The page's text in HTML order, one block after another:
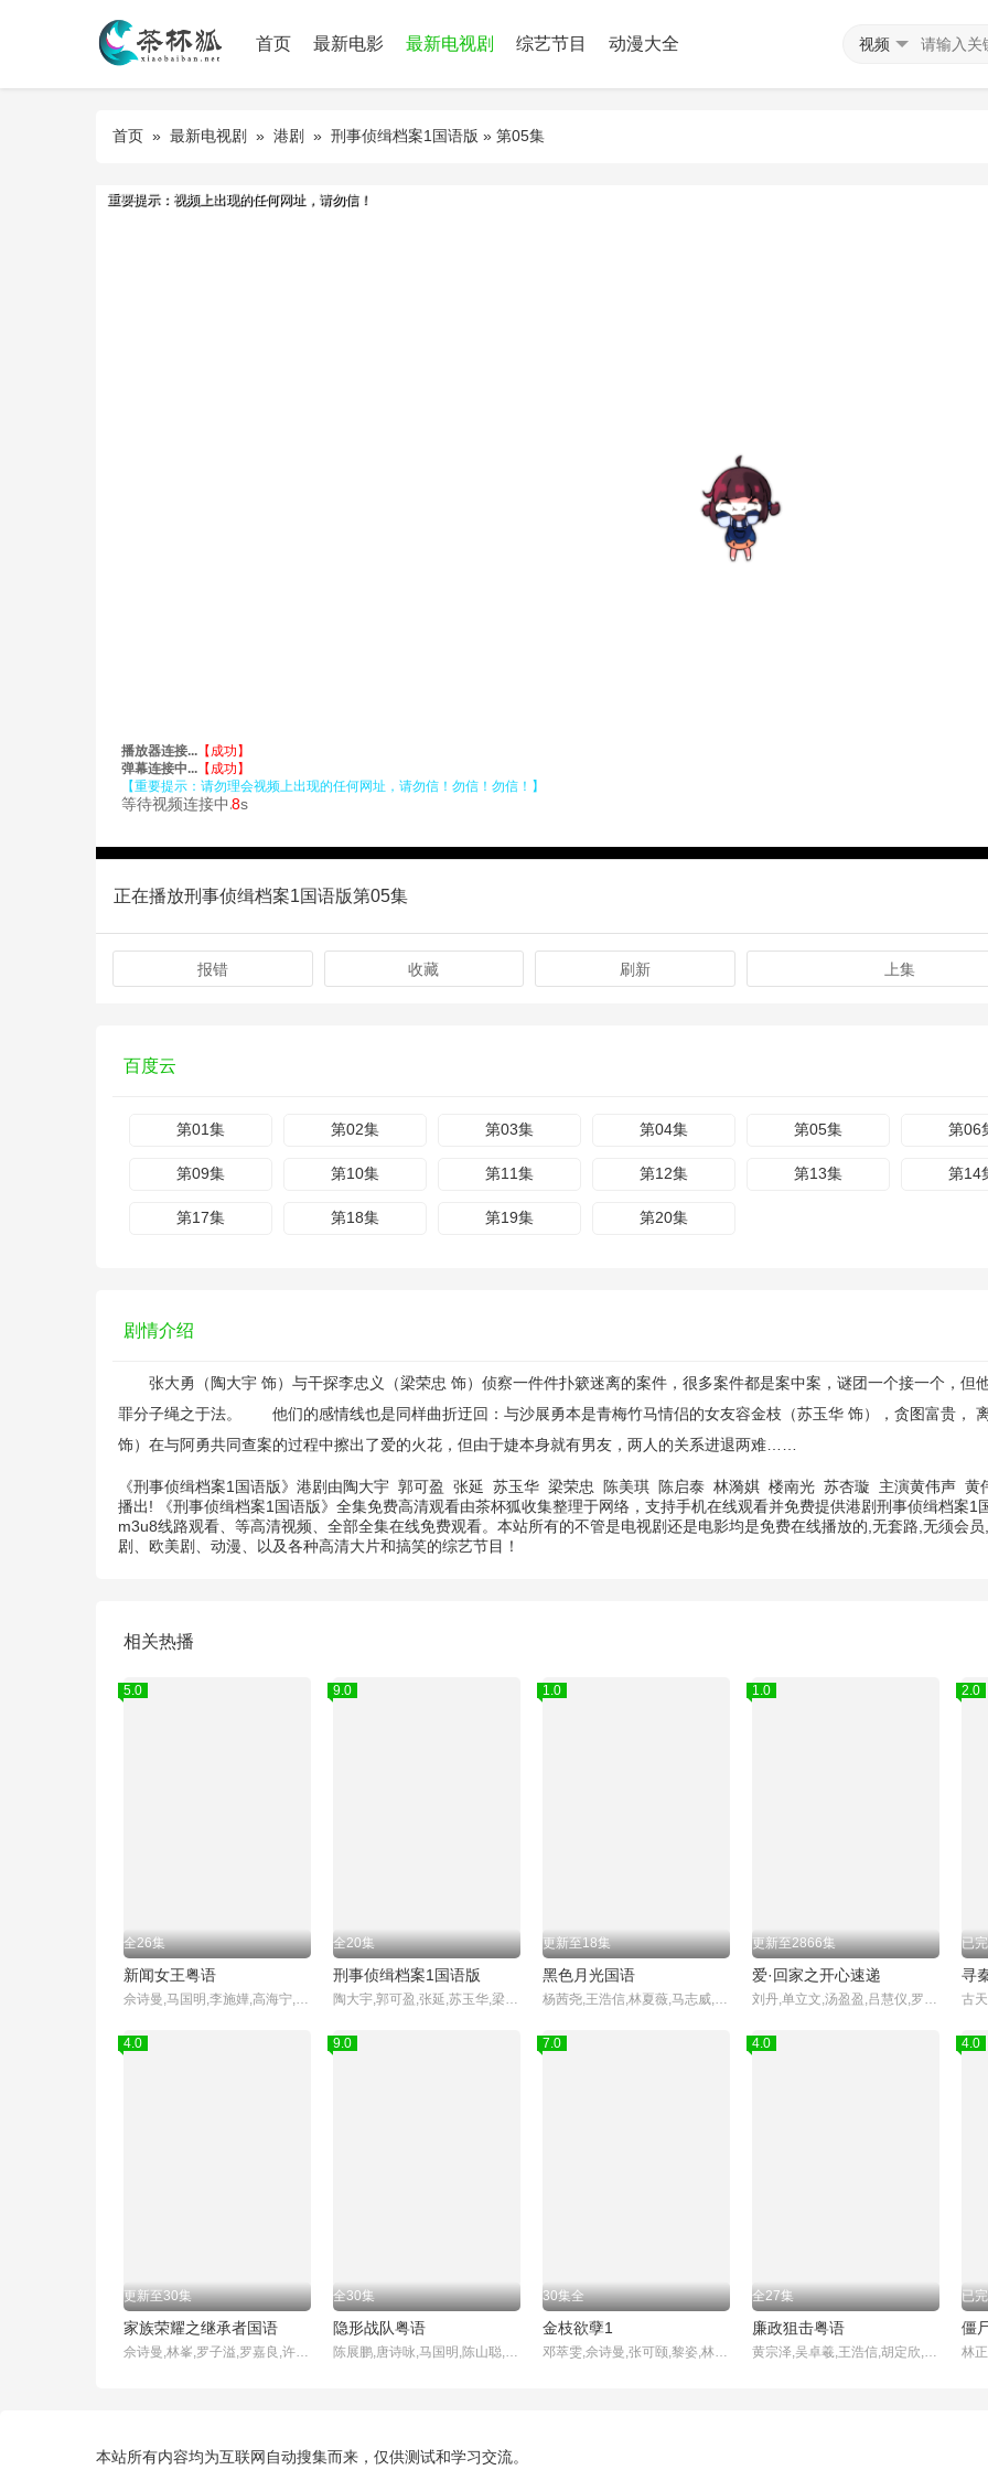
首页 最新电影 最新电视剧 综艺节目 动漫大全 视频
首页 » 最新电视剧 » 港剧 » 刑事侦缉档案1国语版 » 第05集
正在播放刑事侦缉档案1国语版第05集
报错 收藏 刷新 上集
百度云
第01集 第02集 第03集 第04集 第05集 第06
第09集 第10集 第11集 第12集 第13集 第14
第17集 第18集 第19集 第20集
剧情介绍
张大勇（陶大宇 饰）与干探李忠义（梁荣忠 饰）侦察一件件扑簌迷离的案件，很多案件都是案中案，谜团一个接一个，但
罪分子绳之于法。 他们的感情线也是同样曲折迂回：与沙展勇本是青梅竹马情侣的女友容金枝（苏玉华 饰），贪图富贵
饰）在与阿勇共同查案的过程中擦出了爱的火花，但由于婕本身就有男友，两人的关系进退两难……
《刑事侦缉档案1国语版》港剧由陶大宇 郭可盈 张延 苏玉华 梁荣忠 陈美琪 陈启泰 林漪娸 楼南光 苏杏璇 主演黄伟声 黄
播出! 《刑事侦缉档案1国语版》全集免费高清观看由茶杯狐收集整理于网络，支持手机在线观看并免费提供港剧刑事侦缉档案
m3u8线路观看、等高清视频、全部全集在线免费观看。本站所有的不管是电视剧还是电影均是免费在线播放的,无套路,无须会
剧、欧美剧、动漫、以及各种高清大片和搞笑的综艺节目！
相关热播
5.0
全26集
新闻女王粤语
佘诗曼,马国明,李施嬅,高海宁,王敏奕,何依婷,陈山聪,谭俊彦,陈敏之,吴业坤,邓智坚,许俊豪,袁镇业,龚慈恩,邝洁楹,高钧贤,林正峰,杨证桦,彭怀安,张诗欣,林伟,路芙,王嘉慧,郭浩皇,姚宏远,陈桢怡,车婉婉,莫家淦,杨明,何广沛,张颕康,林景程,何沛珈,陈若思,黎燕珊,崔建邦,李国麟,黄庭锋,关曜儁,罗毓仪,刘颂鹏,胡美贻,刘家聪,罗雪妍,孔德贤,蔡国威,郑启泰,卢峻峯,刘天龙,杨家宝,李嘉晋
9.0
全20集
刑事侦缉档案1国语版
陶大宇,郭可盈,张延,苏玉华,梁荣忠,陈美琪,陈启泰,林漪娸,楼南光,苏杏璇
1.0
更新至18集
黑色月光国语
杨茜尧,王浩信,林夏薇,马志威,郭锋,尹扬明,黄翠如,杨卓娜,张颕康,何广沛,杨明,马贯东,黄子恒,黄建东,黎燕珊,廖慧仪,梁超怡,区明妙,涂毓麟,周百恩,林景程,胡蓓蔚,王嘉慧,罗孝勇,蔡志恩,方伊琪,何启南,叶蒨文
1.0
更新至2866集
爱·回家之开心速递
刘丹,单立文,汤盈盈,吕慧仪,罗乐林,马贯东,苏韵姿,周嘉洛,陈浚霆,吴伟豪
2.0
已
寻
4.0
更新至30集
家族荣耀之继承者国语
佘诗曼,林峯,罗子溢,罗嘉良,许绍雄,黄浩然,余安安,张凤妮,陈静,梁靖琪,陈滢,王敏奕
9.0
全30集
隐形战队粤语
陈展鹏,唐诗咏,马国明,陈山聪,江美仪,刘颖镟,刘佩玥,张颕康,陈自瑶,欧瑞伟,邓永健,朱斐斐,胡诺言,郭子豪,伍乐怡,郑启泰,彭怀安,庄思明,董敬文,许家杰,吴家乐,杨证桦,容天佑,赵希洛,阮浩棕,李嘉晋,李尔晨,陈国峰,潘冠霖,利颖怡,古天祥,袁镇业,冯素波,邵卓尧
7.0
30集全
金枝欲孽1
邓萃雯,佘诗曼,张可颐,黎姿,林保怡
4.0
全27集
廉政狙击粤语
黄宗泽,吴卓羲,王浩信,胡定欣,黄智雯,谭俊彦,林夏薇,蔡思贝,戴祖仪,黄智贤,罗霖,蔡洁,林景程,蔡国威,黎燕珊,林溥来,唐嘉麟,邓卓殷,吴沚默,刘颂鹏,傅嘉莉,张达伦,方力申,彭怀安,杜大伟,陈展鹏,石修,曹永廉,李美慧,易宇航,伍富桥,Alvin,Ng,黄嘉雯,Carmaney,Wong,郑启泰,陈颍熙,谢芷伦,古天祥,庄思明,何婉盈,郭政鸿,高钧贤,胡渭康,萧徽勇,麦秋成,陈庭欣,袁镇业,
4.0
已
僵
本站所有内容均为互联网自动搜集而来，仅供测试和学习交流。